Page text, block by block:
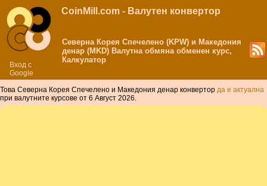
Вход с
Google
CoinMill.com - Валутен конвертор
Северна Корея Спечелено (KPW) и Македония
денар (MKD) Валутна обмяна обменен курс,
Калкулатор
Това Северна Корея Спечелено и Македония денар конвертор да е актуална
при валутните курсове от 6 Август 2026.